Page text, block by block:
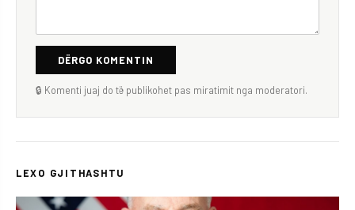
DËRGO KOMENTIN
🔒 Komenti juaj do të publikohet pas miratimit nga moderatori.
LEXO GJITHASHTU